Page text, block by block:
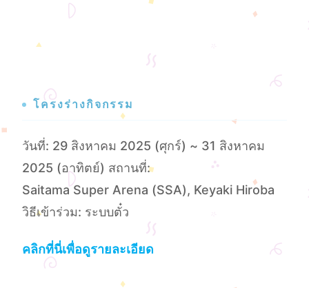
โครงร่างกิจกรรม
วันที่: 29 สิงหาคม 2025 (ศุกร์) ~ 31 สิงหาคม
2025 (อาทิตย์) สถานที่:
Saitama Super Arena (SSA), Keyaki Hiroba
วิธีเข้าร่วม: ระบบตั๋ว
คลิกที่นี่เพื่อดูรายละเอียด